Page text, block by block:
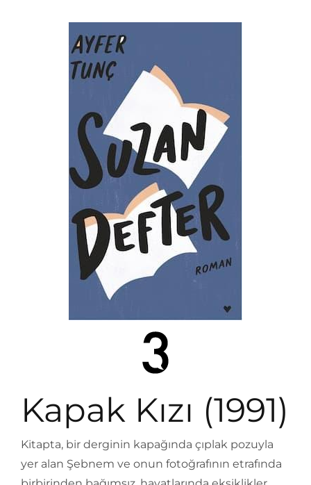
Kapak Kızı (1991)
Kitapta, bir derginin kapağında çıplak pozuyla
yer alan Şebnem ve onun fotoğrafının etrafında